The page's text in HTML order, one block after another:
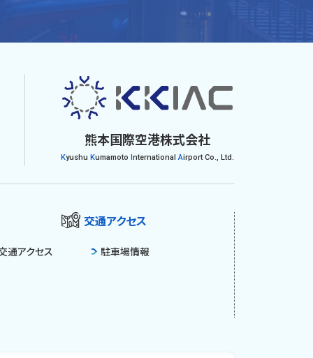
熊本国際空港株式会社
Kyushu Kumamoto nternationalAirport Co., Ltd.
交通アクセス
通アクセス 駐車場情報